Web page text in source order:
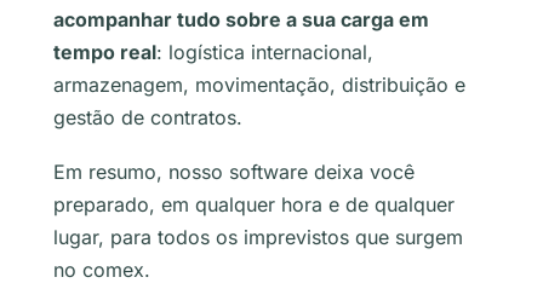
acompanhar tudo sobre a sua carga em
tempo real: logística internacional,
armazenagem, movimentação, distribuição e
gestão de contratos.
Em resumo, nosso software deixa você
preparado, em qualquer hora e de qualquer
lugar, para todos os imprevistos que surgem
no comex.